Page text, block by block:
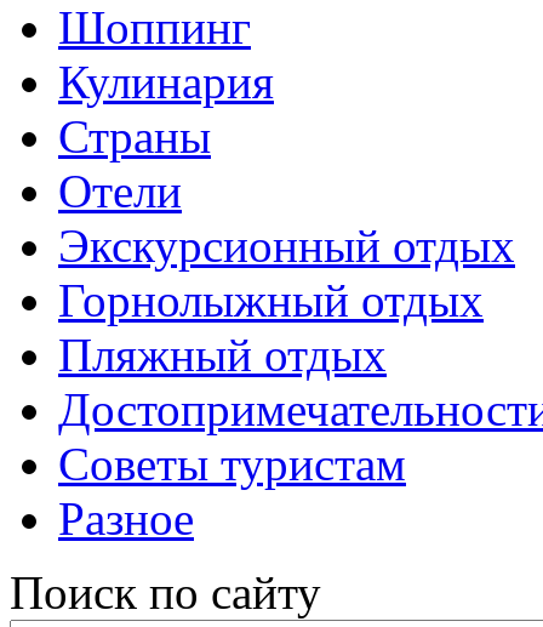
Шоппинг
Кулинария
Страны
Отели
Экскурсионный отдых
Горнолыжный отдых
Пляжный отдых
Советы туристам
Разное
Поиск по сайту